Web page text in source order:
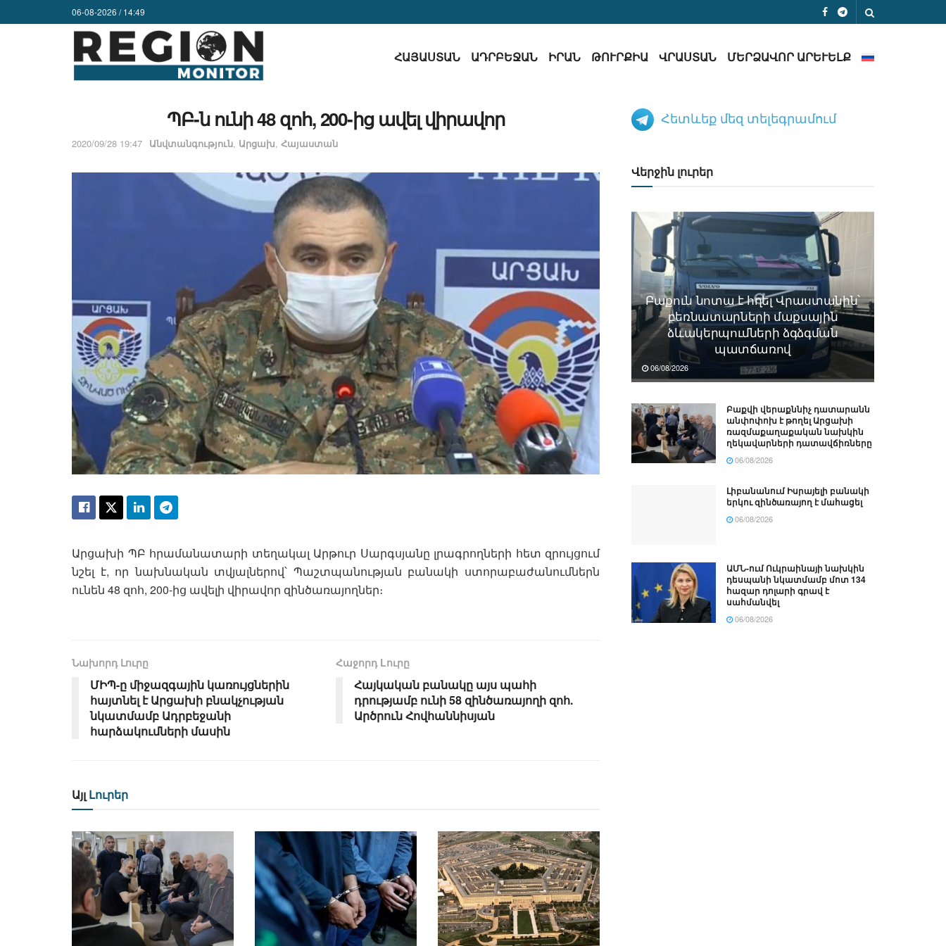
06-08-2026 / 14:49
ՀԱՅԱՍՏԱՆ ԱԴՐԲԵՋԱՆ ԻՐԱՆ ԹՈՒՐՔԻԱ ՎՐԱՍՏԱՆ ՄԵՐՁԱՎՈՐ ԱՐԵՒԵԼՔ
ՊԲ-ն ունի 48 զոհ, 200-ից ավել վիրավոր
2020/09/28 19:47 Անվտանգություն, Արցախ, Հայաստան
Արցախի ՊԲ հրամանատարի տեղակալ Արթուր Սարգսյանը լրագրողների հետ զրույցում
նշել է, որ նախնական տվյալներով՝ Պաշտպանության բանակի ստորաբաժանումներն
ունեն 48 զոհ, 200-ից ավելի վիրավոր զինծառայողներ։
Նախորդ Լուրը
ՄԻՊ-ը միջազգային կառույցներին
հայտնել է Արցախի բնակչության
նկատմամբ Ադրբեջանի
հարձակումների մասին
Հաջորդ Lուրը
Հայկական բանակը այս պահի
դրությամբ ունի 58 զինծառայողի զոհ.
Արծրուն Հովհաննիսյան
Այլ Լուրեր
Հետևեք մեզ տելեգրամում
Վերջին լուրեր
Բաքուն նոտա է հղել Վրաստանին՝
բեռնատարների մաքսային
ձևակերպումների ձգձգման
պատճառով
06/08/2026
Բաքվի վերաքննիչ դատարանն
անփոփոխ է թողել Արցախի
ռազմաքաղաքական նախկին
ղեկավարների դատավճիռները
06/08/2026
Լիբանանում Իսրայելի բանակի
երկու զինծառայող է մահացել
06/08/2026
ԱՄՆ-ում Ուկրաինայի նախկին
դեսպանի նկատմամբ մոտ 134
հազար դոլարի գրավ է
սահմանվել
06/08/2026